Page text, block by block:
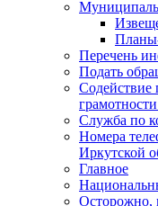
Перечень
Подать
Служба по
Номера
Иркутской
Главное
Осторожно,